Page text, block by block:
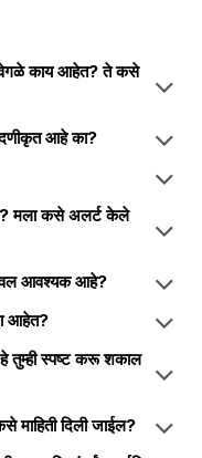
वेगळे काय आहेत? ते कसे
आहे का?
मला कसे अलर्ट केले
आवश्यक आहे?
आहेत?
तुम्ही स्पष्ट करू शकाल
माहिती दिली जाईल?